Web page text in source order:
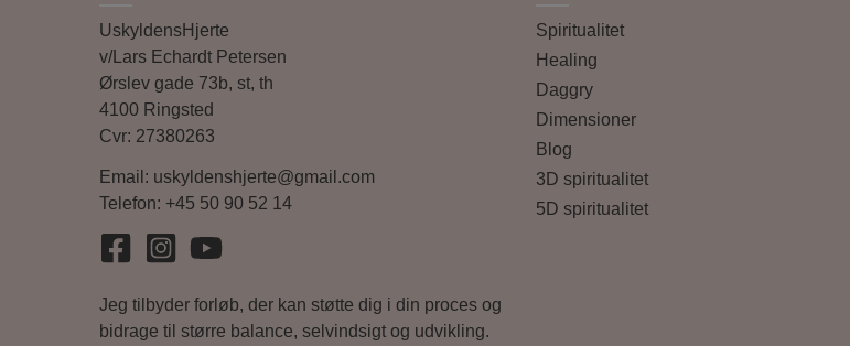
UskyldensHjerte
v/Lars Echardt Petersen
Ørslev gade 73b, st, th
4100 Ringsted
Cvr: 27380263
Email: uskyldenshjerte@gmail.com
Telefon: +45 50 90 52 14
Jeg tilbyder forløb, der kan støtte dig i din proces og
bidrage til større balance, selvindsigt og udvikling.
Spiritualitet
Healing
Daggry
Dimensioner
Blog
3D spiritualitet
5D spiritualitet